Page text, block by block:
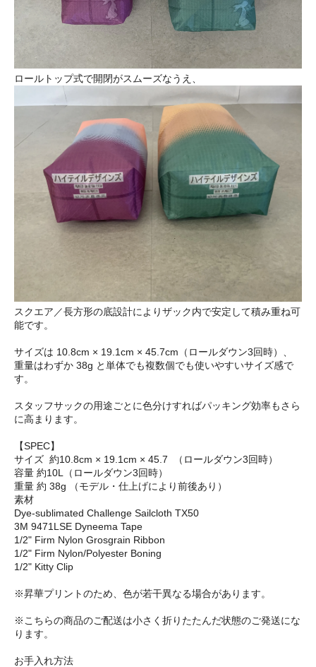
ロールトップ式で開閉がスムーズなうえ、
スクエア／長方形の底設計によりザック内で安定して積み重ね可
能です。
サイズは 10.8cm × 19.1cm × 45.7cm（ロールダウン3回時）、
重量はわずか 38g と単体でも複数個でも使いやすいサイズ感で
す。
スタッフサックの用途ごとに色分けすればパッキング効率もさら
に高まります。
【SPEC】
サイズ 約10.8cm × 19.1cm × 45.7 （ロールダウン3回時）
容量 約10L（ロールダウン3回時）
重量 約 38g （モデル・仕上げにより前後あり）
素材
Dye-sublimated Challenge Sailcloth TX50
3M 9471LSE Dyneema Tape
1/2" Firm Nylon Grosgrain Ribbon
1/2" Firm Nylon/Polyester Boning
1/2" Kitty Clip
※昇華プリントのため、色が若干異なる場合があります。
※こちらの商品のご配送は小さく折りたたんだ状態のご発送にな
ります。
お手入れ方法